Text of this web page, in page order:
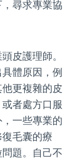
尋求專業協
皮護理師。
體原因，例
更複雜的皮
者處方口服
一些專業的
毛囊的療
題。自己不